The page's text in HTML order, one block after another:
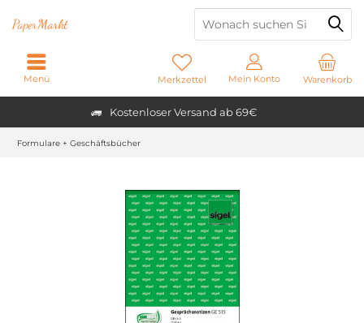
Kostenloser Versand ab 69€
PaperMarkt
Warenkorb
Merkzettel Mein Konto
Menü
Formulare + Geschäftsbücher